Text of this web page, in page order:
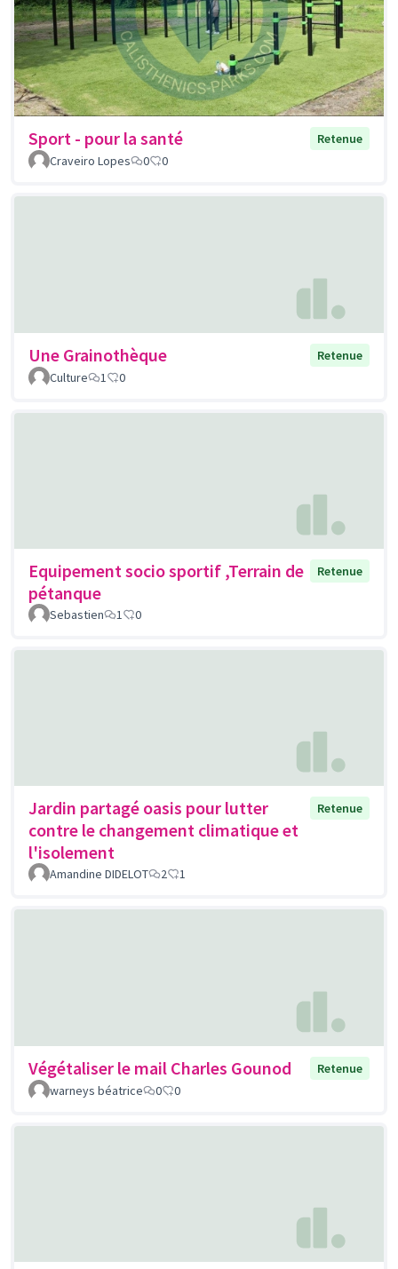
Sport - pour la santé
Retenue
Craveiro Lopes
0 0
Une Grainothèque
Retenue
Culture
1 0
Equipement socio sportif ,Terrain de
pétanque
Retenue
Sebastien 1 0
Jardin partagé oasis pour lutter
contre le changement climatique et
l'isolement
Retenue
Amandine DIDELOT 2 1
Végétaliser le mail Charles Gounod
Retenue
warneys béatrice
0 0